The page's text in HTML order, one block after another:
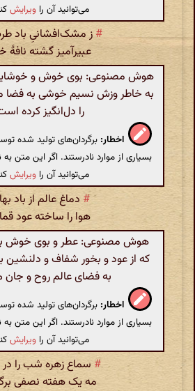
می‌توانید آن را ویرایش
# ز مشک‌افشانی‌ِ باد
عبیرآمیز گشته نافهٔ
هوش مصنوعی: بوی خوش و
به خاطر وزش نسیم خوشی به فضا
را دل‌انگیز کرده
اخطار: برگردان‌های تولید شده
بسیاری از موارد نادرستند. اگر این متن
می‌توانید آن را ویرایش
# دماغ عالم از باد
هوا را ساخته عود
هوش مصنوعی: عطر و بوی خوش
که از عود و بخور شفاف و
به فضای عالم روح و
اخطار: برگردان‌های تولید شده
بسیاری از موارد نادرستند. اگر این متن
می‌توانید آن را ویرایش
# سماع زهره شب را در
مه یک هفته نصفی